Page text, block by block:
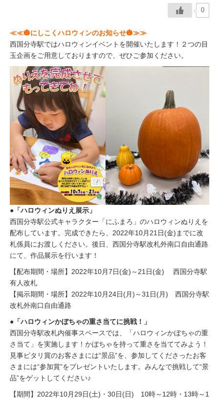
0
≪≪🎃にしこくハロウィンのお知らせ🎃≫≫
西国分寺駅ではハロウィンイベントを開催いたします！２つの目
玉企画をご用意しておりますので、ぜひご参加ください。
●「ハロウィンぬりえ展示」
西国分寺駅公式キャラクター「にふまろ」のハロウィンぬりえを
配布しています。完成できたら、2022年10月21日(金)までに改
札係員にお渡しください。後日、西国分寺駅改札外南口自由通路
にて、作品展示を行います！
【配布期間・場所】2022年10月7日(金) ～21日(金) 西国分寺駅
有人改札
【掲示期間・場所】2022年10月24日(月) ～31日(月) 西国分寺駅
改札外南口自由通路
●「ハロウィンかぼちゃの重さ当てに挑戦！」
西国分寺駅改札内催事スペースでは、「ハロウィンかぼちゃの重
さ当て」を実施します！かぼちゃを持って重さを当ててみよう！
見事ピタリ賞のお客さまには“景品”を、参加してくださったお客
さまには“参加賞”をプレゼントいたします。みんなで挑戦して“景
品”をゲットしてください♪
【期間】 2022年10月29日(土) ・ 30日(日) 10時～ 12時・ 13時～ 1